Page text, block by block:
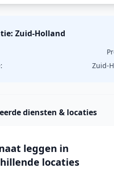
Zuid-Holland
Zuid-
diensten & locaties
leggen in
locaties